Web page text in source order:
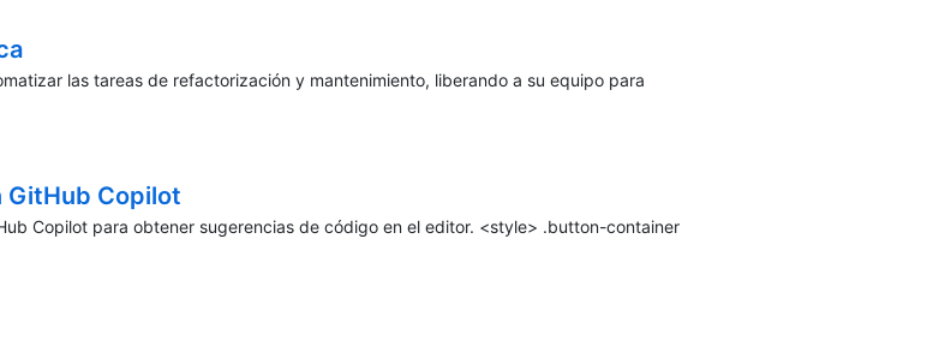
las tareas de refactorización y mantenimiento, liberando a su equipo para
GitHub Copilot
Copilot para obtener sugerencias de código en el editor. <style> .button-container